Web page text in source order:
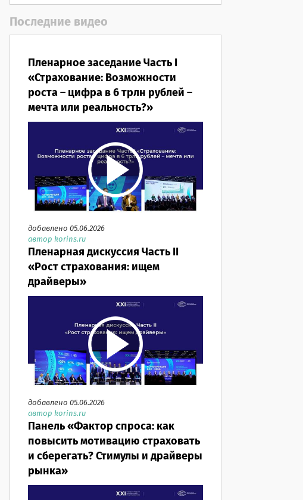
Последние видео
Пленарное заседание Часть I
«Страхование: Возможности
роста – цифра в 6 трлн рублей –
мечта или реальность?»
добавлено 05.06.2026
автор korins.ru
Пленарная дискуссия Часть II
«Рост страхования: ищем
драйверы»
добавлено 05.06.2026
автор korins.ru
Панель «Фактор спроса: как
повысить мотивацию страховать
и сберегать? Стимулы и драйверы
рынка»